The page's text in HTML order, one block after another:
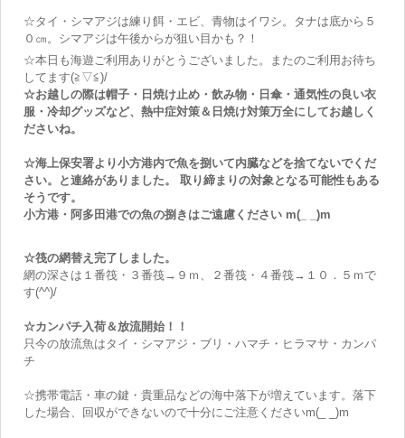
☆タイ・シマアジは練り餌・エビ、青物はイワシ。タナは底から５
０㎝。シマアジは午後からが狙い目かも？！
☆本日も海遊ご利用ありがとうございました。またのご利用お待ち
してます(≧▽≦)/
☆お越しの際は帽子・日焼け止め・飲み物・日傘・通気性の良い衣
服・冷却グッズなど、熱中症対策＆日焼け対策万全にしてお越しく
ださいね。
☆海上保安署より小方港内で魚を捌いて内臓などを捨てないでくだ
さい。と連絡がありました。 取り締まりの対象となる可能性もある
そうです。
小方港・阿多田港での魚の捌きはご遠慮ください m(_ _)m
☆筏の網替え完了しました。
網の深さは１番筏・３番筏→９ｍ、２番筏・４番筏→１０．５ｍで
す(^^)/
☆カンパチ入荷＆放流開始！！
只今の放流魚はタイ・シマアジ・ブリ・ハマチ・ヒラマサ・カンパ
チ
☆携帯電話・車の鍵・貴重品などの海中落下が増えています。落下
した場合、回収ができないので十分にご注意くださいm(_ _)m